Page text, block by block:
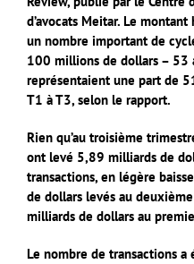
d’avocats Meitar. Le
un nombre important de
100 millions de dollars – 53
représentaient une part de
T1 à T3, selon le rapport.
Rien qu’au troisième
ont levé 5,89 milliards de
transactions, en légère
de dollars levés au
milliards de dollars au
Le nombre de transactions